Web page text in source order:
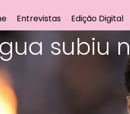
Entrevistas Edição Digital
subiu